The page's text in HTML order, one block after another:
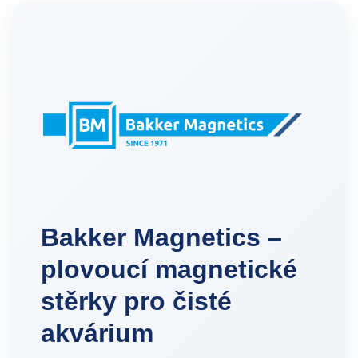
Bakker Magnetics –
plovoucí magnetické
stěrky pro čisté
akvárium